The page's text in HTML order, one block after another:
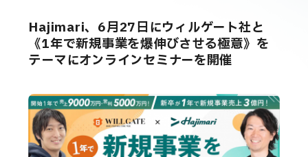
NEWS
USER’S VOICE
MEMBERS
CAREERS
Hajimari、6月27日にウィルゲート社と
《1年で新規事業を爆伸びさせる極意》を
テーマにオンラインセミナーを開催